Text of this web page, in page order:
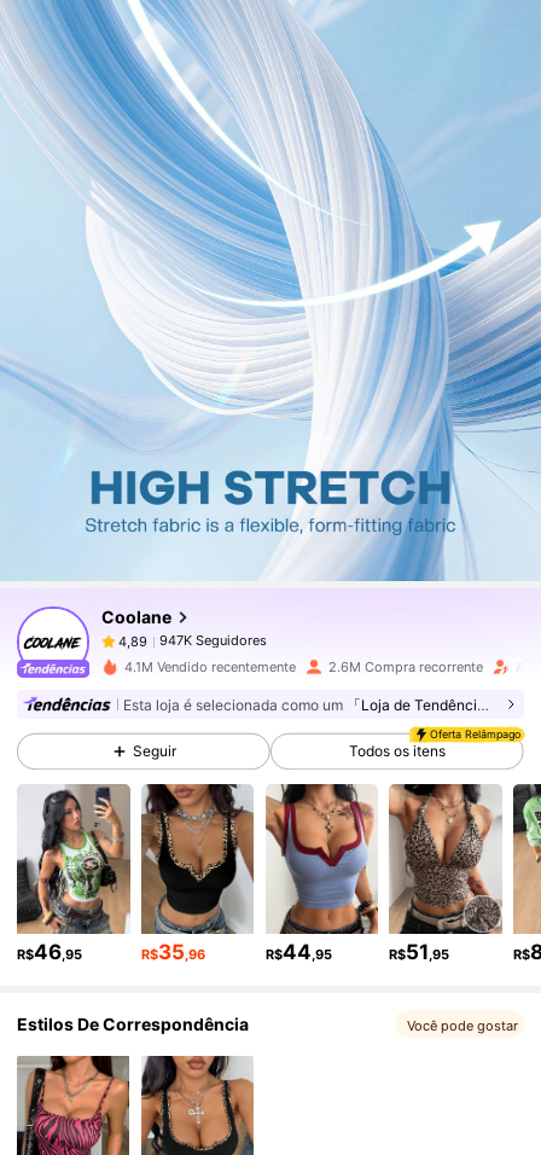
Coolane
4,89
947K Seguidores
l***0 pago1 dia atrás
4,89 947K Seguidores
4,89 947K Seguidores
4,89 947K Seguidores
947K Seguidores
4,89 947K Seguidores
4,89 947K Seguidores
4.1M Vendido recentemente 2.6M Compra recorrente
Esta loja é selecionada como um 「Loja de Tendências」
Seguir
Oferta Relâmpago
Todos os itens
R$46 ,95 R$35 ,96 R$44 ,95 R$51 ,95 R$
Estilos De Correspondência Você pode gostar